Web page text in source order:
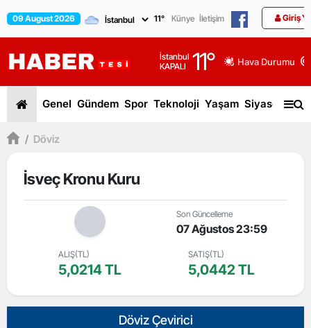
09 August 2026 11° Künye İletişim Giriş
İstanbul
KAPALI
11° Hava Durumu
Genel Gündem Spor Teknoloji Yaşam Siyaset
/ Döviz
İsveç Kronu Kuru
Son Güncelleme
07 Ağustos 23:59
ALIŞ(TL)
5,0214 TL
SATIŞ(TL)
5,0442 TL
Döviz Çevirici